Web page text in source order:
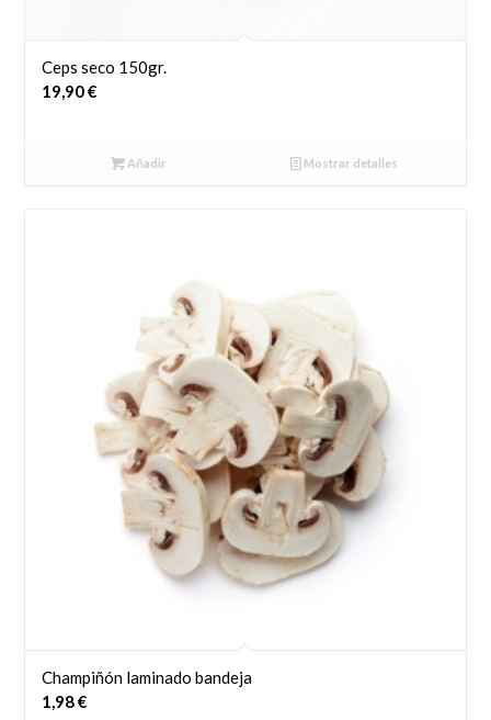
Ceps seco 150gr.
19,90€
Añadir Mostrar detalles
Champiñón laminado bandeja
1,98€